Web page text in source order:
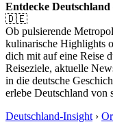
Entdecke
🇩🇪
Ob pulsierende
kulinarische Highlights
dich mit auf eine Reise
Reiseziele, aktuelle
in die deutsche
erlebe Deutschland von
Deutschland-Insight ›